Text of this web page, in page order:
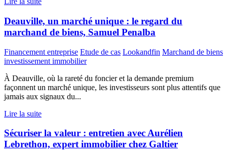
Deauville, un marché unique : le regard du
marchand de biens, Samuel Penalba
Financement entreprise Etude de cas Lookandfin Marchand de biens
investissement immobilier
À Deauville, où la rareté du foncier et la demande premium
façonnent un marché unique, les investisseurs sont plus attentifs que
jamais aux signaux du...
Lire la suite
Sécuriser la valeur : entretien avec Aurélien
Lebrethon, expert immobilier chez Galtier